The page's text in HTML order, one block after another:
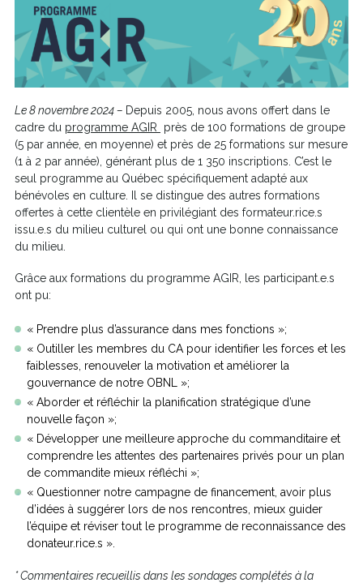
Le 8 novembre 2024 – Depuis 2005, nous avons offert dans le
cadre du programme AGIR
Ce
lien
s'ouvrira
dans
une
nouvelle
fenêtre
près de 100 formations de groupe
(5 par année, en moyenne) et près de 25 formations sur mesure
(1 à 2 par année), générant plus de 1 350 inscriptions. C’est le
seul programme au Québec spécifiquement adapté aux
bénévoles en culture. Il se distingue des autres formations
offertes à cette clientèle en privilégiant des formateur.rice.s
issu.e.s du milieu culturel ou qui ont une bonne connaissance
du milieu.
Grâce aux formations du programme AGIR, les participant.e.s
ont pu:
« Prendre plus d’assurance dans mes fonctions »;
« Outiller les membres du CA pour identifier les forces et les
faiblesses, renouveler la motivation et améliorer la
gouvernance de notre OBNL »;
« Aborder et réfléchir la planification stratégique d’une
nouvelle façon »;
« Développer une meilleure approche du commanditaire et
comprendre les attentes des partenaires privés pour un plan
de commandite mieux réfléchi »;
« Questionner notre campagne de financement, avoir plus
d’idées à suggérer lors de nos rencontres, mieux guider
l’équipe et réviser tout le programme de reconnaissance des
donateur.rice.s ».
* Commentaires recueillis dans les sondages complétés à la